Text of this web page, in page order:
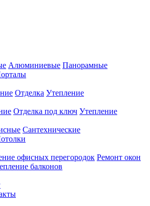
Алюминиевые Панорамные
Отделка Утепление
Отделка под ключ Утепление
Сантехнические
офисных перегородок Ремонт окон
балконов